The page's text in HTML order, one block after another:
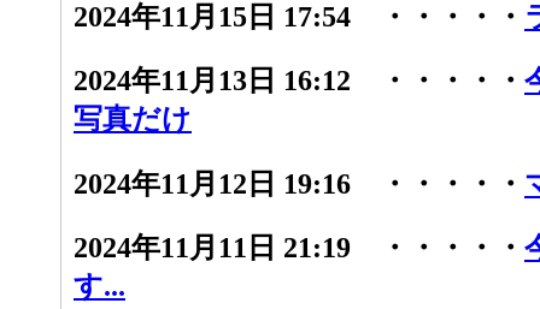
2024年11月15日 17:54 ・・・・・
2024年11月13日 16:12 ・・・・・
写真だけ
2024年11月12日 19:16 ・・・・・
2024年11月11日 21:19 ・・・・・
す...